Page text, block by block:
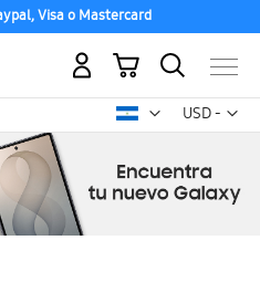
Visa o Mastercard
USD -
dólar
Mi carrito